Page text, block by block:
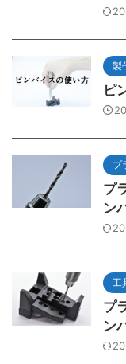
製
ピ
プ
プ
ン
工
プ
ン